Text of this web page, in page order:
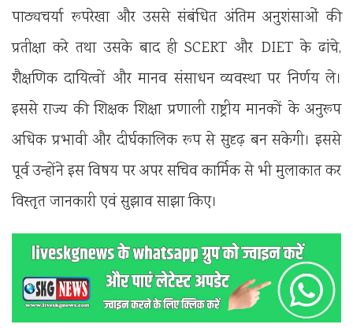
पाठ्यचर्या रूपरेखा और उससे संबंधित अंतिम अनुशंसाओं की
प्रतीक्षा करे तथा उसके बाद ही SCERT और DIET के ढांचे,
शैक्षणिक दायित्वों और मानव संसाधन व्यवस्था पर निर्णय ले।
इससे राज्य की शिक्षक शिक्षा प्रणाली राष्ट्रीय मानकों के अनुरूप
अधिक प्रभावी और दीर्घकालिक रूप से सुदृढ़ बन सकेगी। इससे
पूर्व उन्होंने इस विषय पर अपर सचिव कार्मिक से भी मुलाकात कर
विस्तृत जानकारी एवं सुझाव साझा किए।